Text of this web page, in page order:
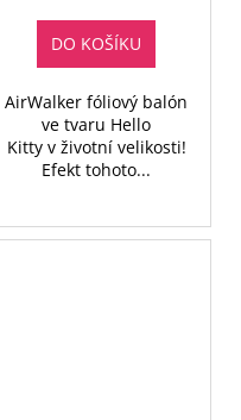
DO KOŠÍKU
AirWalker fóliový balón
ve tvaru Hello
Kitty v životní velikosti!
Efekt tohoto...